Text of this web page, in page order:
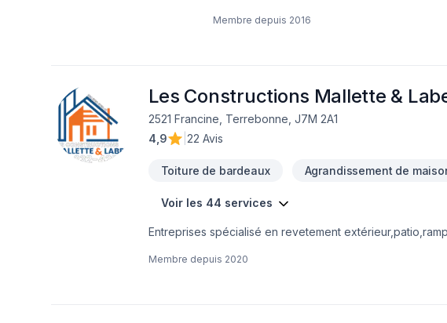
Membre depuis 2016
Les Constructions Mallette &
2521 Francine, Terrebonne, J7M 2A1
4,9
22 Avis
Toiture de bardeaux Agrandissement de
Voir les 44 services
Entreprises spécialisé en revetement
Membre depuis 2020